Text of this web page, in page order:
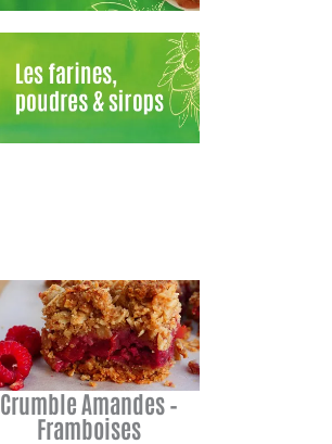
Crumble Amandes –
Framboises